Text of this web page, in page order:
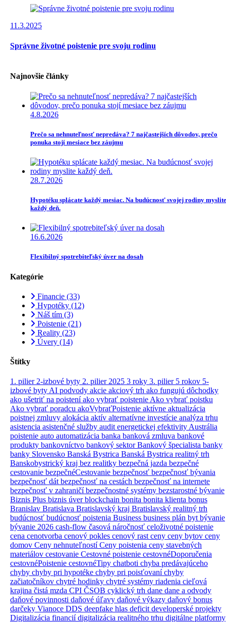
11.3.2025
Správne životné poistenie pre svoju rodinu
Najnovšie články
4.8.2026
Prečo sa nehnuteľnosť nepredáva? 7 najčastejších dôvodov, prečo
ponuka stojí mesiace bez záujmu
28.7.2026
Hypotéku splácate každý mesiac. Na budúcnosť svojej rodiny myslite
každý deň.
16.6.2026
Flexibilný spotrebiteľský úver na dosah
Kategórie
Financie (33)
Hypotéky (12)
Náš tím (3)
Poistenie (21)
Reality (23)
Úvery (14)
Štítky
1. pilier 2-izbové byty 2. pilier 2025 3 roky 3. pilier 5 rokov 5-
izbové byty AI podvody akcie akciový trh ako fungujú dôchodky
ako ušetriť na poisteníako vybrať poistenie Ako vybrať poistku
Ako vybrať poradcu akoVybraťPoistenie aktívne aktualizácia
poistnej zmluvy alokácia aktív alternatívne investície analýza trhu
asistencia asistenčné služby audit energetickej efektivity Austrália
poistenie auto automatizácia banka banková zmluva bankové
produkty bankovníctvo bankový sektorBankový špecialista banky
banky Slovensko Banská Bystrica Banská Bystrica realitný trh
Banskobystrický kraj bez realitky bezpečná jazda bezpečné
cestovanie bezpečnéCestovanie bezpečnosť bezpečnosť bývania
bezpečnosť dát bezpečnosť na cestách bezpečnosť na internete
bezpečnosť v zahraničíbezpečnostné systémy bezstarostné bývanie
Biznis Plus biznis úverblockchain bonita bonita klienta bonus
Branislav Bratislava Bratislavský kraj Bratislavský realitný trh
budúcnosť budúcnosť poistenia Business business plán byt bývanie
bývanie 2026 cash-flow časová náročnosť celoživotné poistenie
cena cenotvorba cenový pokles cenový rast ceny ceny bytov ceny
domov Ceny nehnuteľnostíCeny poistenia ceny stavebných
materiálov cestovanie Cestovné poistenie cestovnéDoporučenia
cestovnéPoistenie cestovnéTipy chatboti chyba predávajúceho
chyby chyby pri hypotéke chyby pri poisťovaníchyby
začiatočníkov chytré hodinky chytré systémy riadenia cieľová
krajina čistá mzda CPI ČSOB cyklický trh dane dane a odvody
daňové povinnosti daňové úľavy daňové výkazy daňový bonus
darčeky Vianoce DDS deepfake hlas deficit developerské projekty
Digitalizácia financiídigitalizácia realitného trhu digitálne platformy